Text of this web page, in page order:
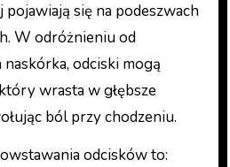
pojawiają się na podeszwach
W odróżnieniu od
odciski mogą
wrasta w głębsze
ból przy chodzeniu.
odcisków to: